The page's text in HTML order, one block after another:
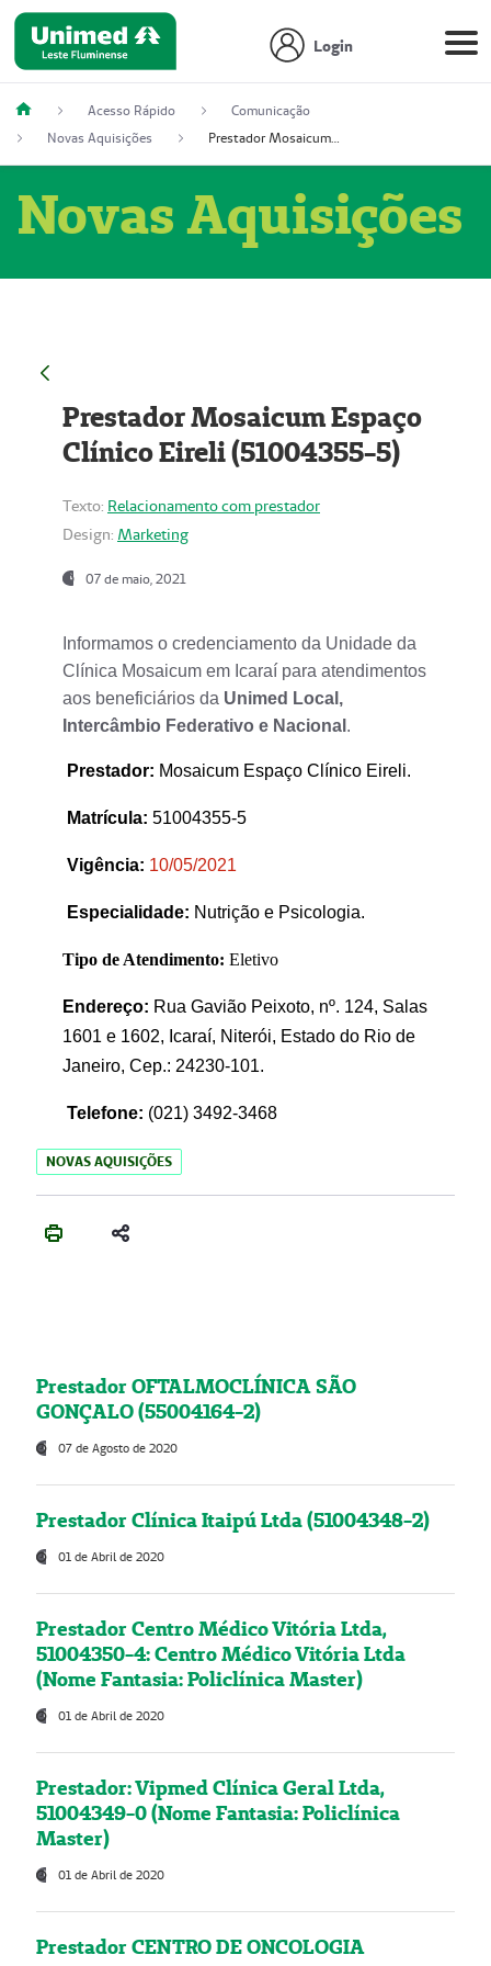
Login
Acesso Rápido
Comunicação
Novas Aquisições
Prestador Mosaicum Espaço Clínico Eireli (51004355-5)
Novas Aquisições
Prestador Mosaicum Espaço
Clínico Eireli (51004355-5)
Texto: Relacionamento com prestador
Design: Marketing
07 de maio, 2021
Informamos o credenciamento da Unidade da
Clínica Mosaicum em Icaraí para atendimentos
aos beneficiários da Unimed Local,
Intercâmbio Federativo e Nacional .
Prestador: Mosaicum Espaço Clínico Eireli.
Matrícula: 51004355-5
Vigência: 10/05/2021
Especialidade: Nutrição e Psicologia.
Tipo de Atendimento: Eletivo
Endereço: Rua Gavião Peixoto, nº. 124, Salas
1601 e 1602, Icaraí, Niterói, Estado do Rio de
Janeiro, Cep.: 24230-101.
Telefone: (021) 3492-3468
NOVAS AQUISIÇÕES
Prestador OFTALMOCLÍNICA SÃO
GONÇALO (55004164-2)
07 de Agosto de 2020
Prestador Clínica Itaipú Ltda (51004348-2)
01 de Abril de 2020
Prestador Centro Médico Vitória Ltda,
51004350-4: Centro Médico Vitória Ltda
(Nome Fantasia: Policlínica Master)
01 de Abril de 2020
Prestador: Vipmed Clínica Geral Ltda,
51004349-0 (Nome Fantasia: Policlínica
Master)
01 de Abril de 2020
Prestador CENTRO DE ONCOLOGIA